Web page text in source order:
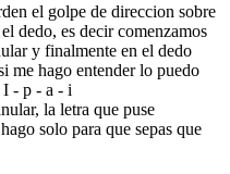
el golpe de direccion sobre
dedo, es decir comenzamos
y finalmente en el dedo
me hago entender lo puedo
- p - a - i
la letra que puse
solo para que sepas que